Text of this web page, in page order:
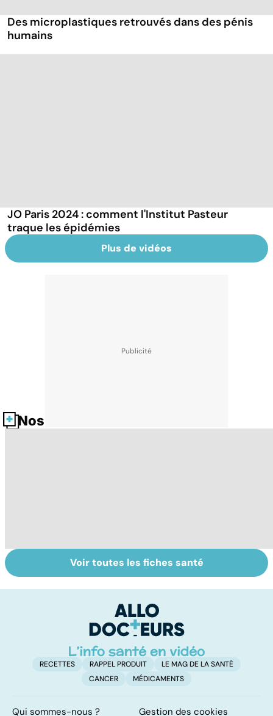
Des microplastiques retrouvés dans des pénis
humains
JO Paris 2024 : comment l'Institut Pasteur
traque les épidémies
Plus de vidéos
Nos fiches santé
Algie vasculaire
de la face : une
Tout savoir sur le
cerveau
Voir toutes les fiches santé
RECETTES RAPPEL PRODUIT
LE MAG DE LA SANTÉ
CANCER
MÉDICAMENTS
Qui sommes-nous ? Gestion des cookies